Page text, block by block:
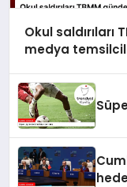
Okul saldırıları
medya